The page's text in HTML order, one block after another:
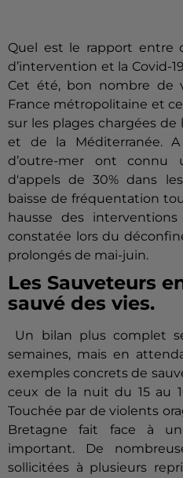
Quel est le rapport entre
d’intervention et la Covid-
Cet été, bon nombre de
France métropolitaine et
sur les plages chargées
et de la Méditerranée.
d’outre-mer ont connu
d'appels de 30% dans
baisse de fréquentation
hausse des
constatée lors du
prolongés de mai-juin.
Les Sauveteurs
sauvé des vies.
Un bilan plus complet
semaines, mais en
exemples concrets de
ceux de la nuit du 15 au
Touchée par de violents
Bretagne fait face à
important. De
sollicitées à plusieurs